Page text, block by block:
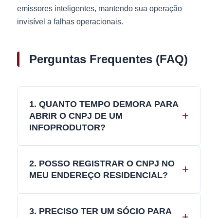
emissores inteligentes, mantendo sua operação
invisível a falhas operacionais.
Perguntas Frequentes (FAQ)
1. QUANTO TEMPO DEMORA PARA
ABRIR O CNPJ DE UM
INFOPRODUTOR?
+
dias úteis, variando conforme a agilidade do
município de registro. Em cidades com sistemas
2. POSSO REGISTRAR O CNPJ NO
MEU ENDEREÇO RESIDENCIAL?
+
Ao usar sua residência, seus dados ficam
3. PRECISO TER UM SÓCIO PARA